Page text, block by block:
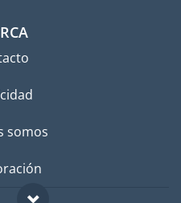
somos